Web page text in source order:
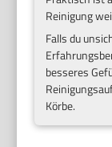
Reinigung
Falls du
besseres
Körbe.